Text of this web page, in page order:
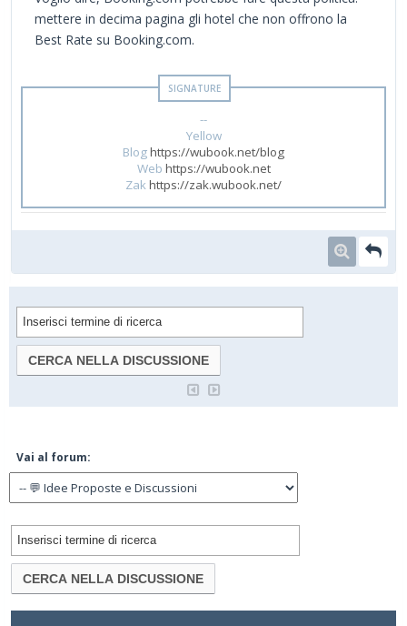
mettere in decima pagina gli hotel che non offrono la
Best Rate su Booking.com.
--
Yellow
Bloghttps://wubook.net/blog
Web https://wubook.net
Zakhttps://zak.wubook.net/
Vai al forum: